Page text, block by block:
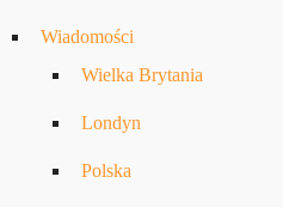
Wiadomości
Wielka Brytania
Londyn
Polska